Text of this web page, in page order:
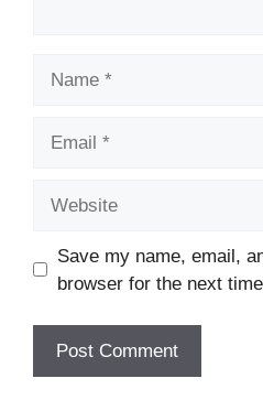
Save my name, email,
browser for the next